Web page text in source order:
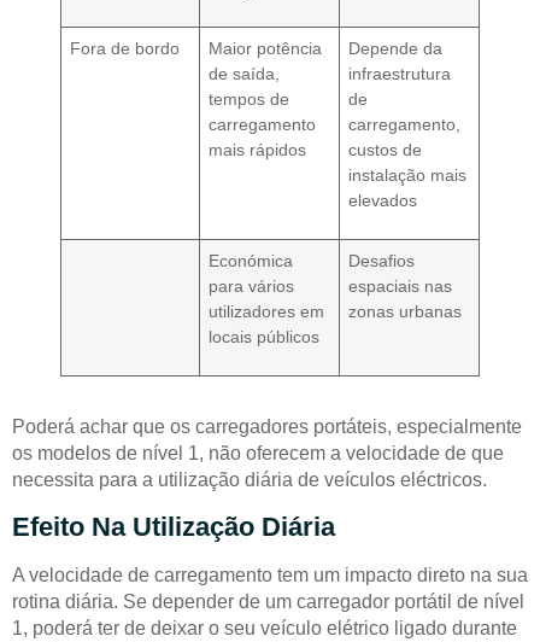
Fora de bordo
Maior potência
de saída,
tempos de
carregamento
mais rápidos
Depende da
infraestrutura
de
carregamento,
custos de
instalação mais
elevados
Económica
para vários
utilizadores em
locais públicos
Desafios
espaciais nas
zonas urbanas
Poderá achar que os carregadores portáteis, especialmente
os modelos de nível 1, não oferecem a velocidade de que
necessita para a utilização diária de veículos eléctricos.
Efeito Na Utilização Diária
A velocidade de carregamento tem um impacto direto na sua
rotina diária. Se depender de um carregador portátil de nível
1, poderá ter de deixar o seu veículo elétrico ligado durante